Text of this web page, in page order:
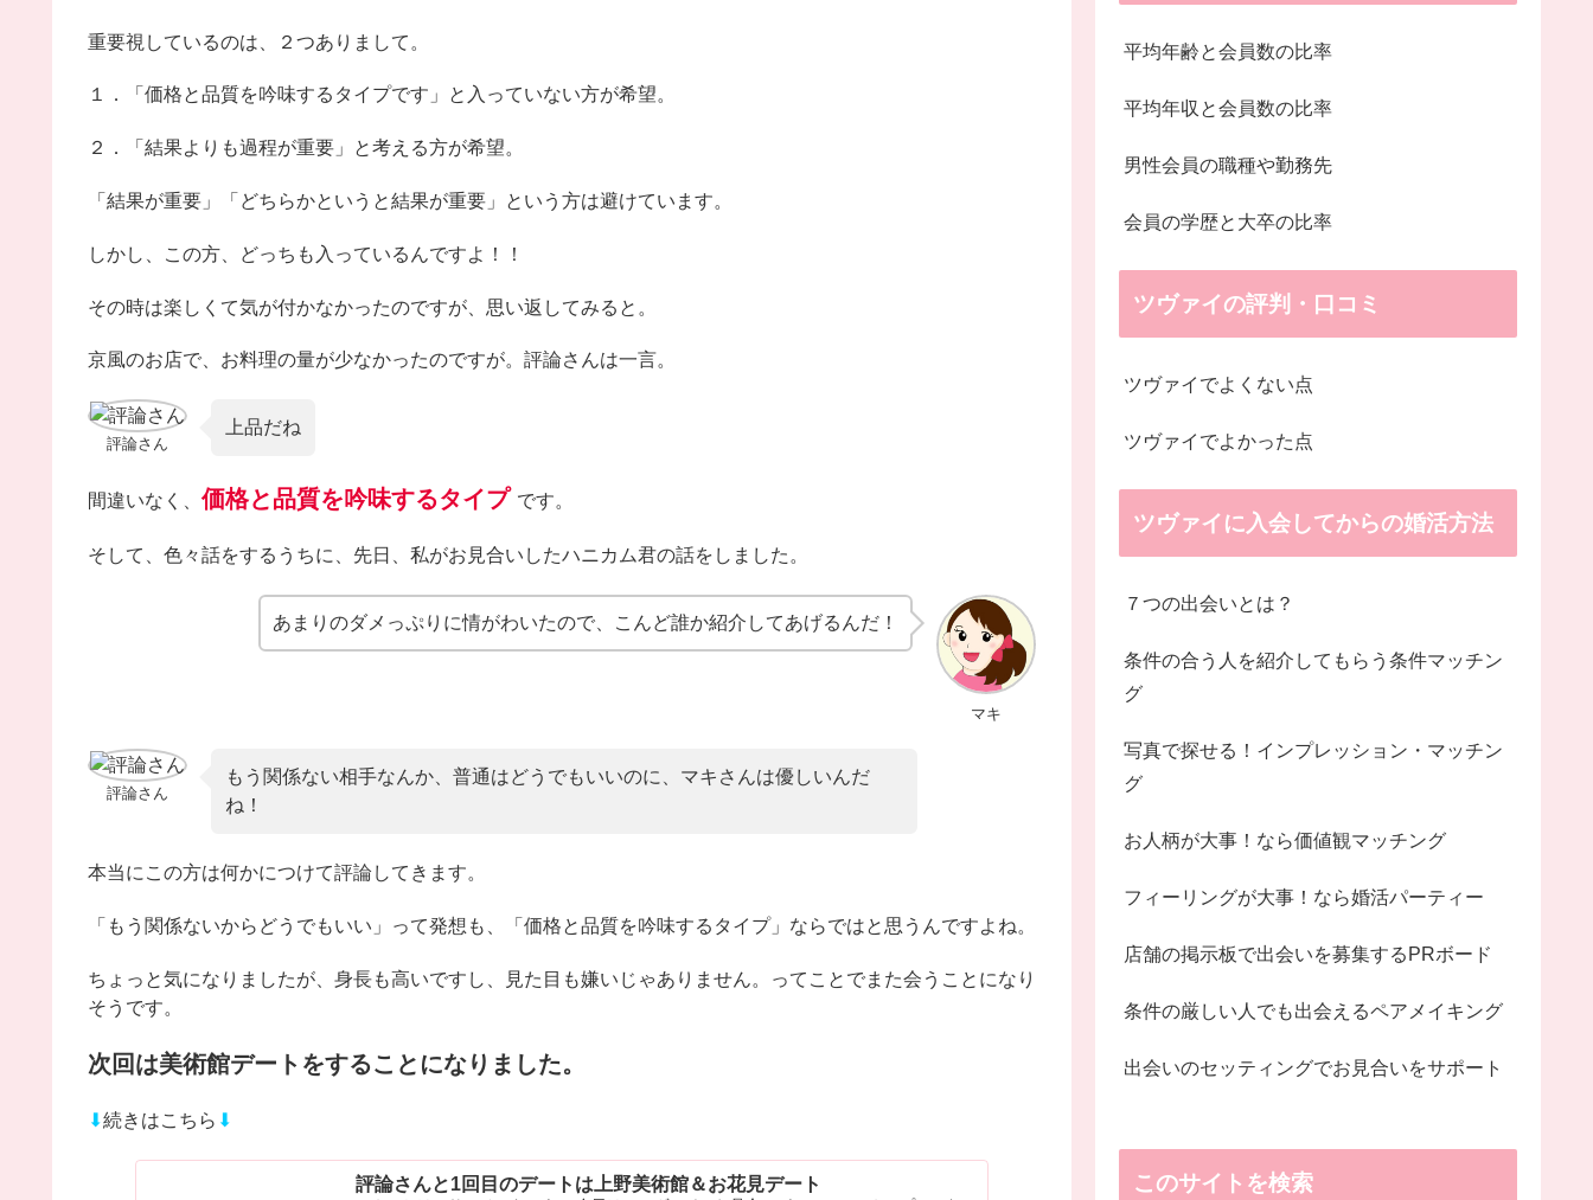
重要視しているのは、２つありまして。
１．「価格と品質を吟味するタイプです」と入っていない方が希望。
２．「結果よりも過程が重要」と考える方が希望。
「結果が重要」「どちらかというと結果が重要」という方は避けています。
しかし、この方、どっちも入っているんですよ！！
その時は楽しくて気が付かなかったのですが、思い返してみると。
京風のお店で、お料理の量が少なかったのですが。評論さんは一言。
評論さん
上品だね
間違いなく、 価格と品質を吟味するタイプ です。
そして、色々話をするうちに、先日、私がお見合いしたハニカム君の話をしました。
マキ
あまりのダメっぷりに情がわいたので、こんど誰か紹介してあげるんだ！
評論さん
もう関係ない相手なんか、普通はどうでもいいのに、マキさんは優しいんだ
ね！
本当にこの方は何かにつけて評論してきます。
「もう関係ないからどうでもいい」って発想も、「価格と品質を吟味するタイプ」ならではと思うんですよね。
ちょっと気になりましたが、身長も高いですし、見た目も嫌いじゃありません。ってことでまた会うことになり
そうです。
次回は美術館デートをすることになりました。
⬇続きはこちら ⬇
評論さんと1回目のデートは上野美術館＆お花見デート
平均年齢と会員数の比率
平均年収と会員数の比率
男性会員の職種や勤務先
会員の学歴と大卒の比率
ツヴァイの評判・口コミ
ツヴァイでよくない点
ツヴァイでよかった点
ツヴァイに入会してからの婚活方法
７つの出会いとは？
条件の合う人を紹介してもらう条件マッチン
グ
写真で探せる！インプレッション・マッチン
グ
お人柄が大事！なら価値観マッチング
フィーリングが大事！なら婚活パーティー
店舗の掲示板で出会いを募集するPRボード
条件の厳しい人でも出会えるペアメイキング
出会いのセッティングでお見合いをサポート
このサイトを検索